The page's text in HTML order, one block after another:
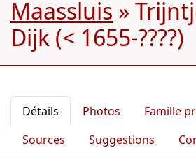
Maassluis »
Dijk (< 1655-????)
Détails Photos Famille
Sources
Suggestions